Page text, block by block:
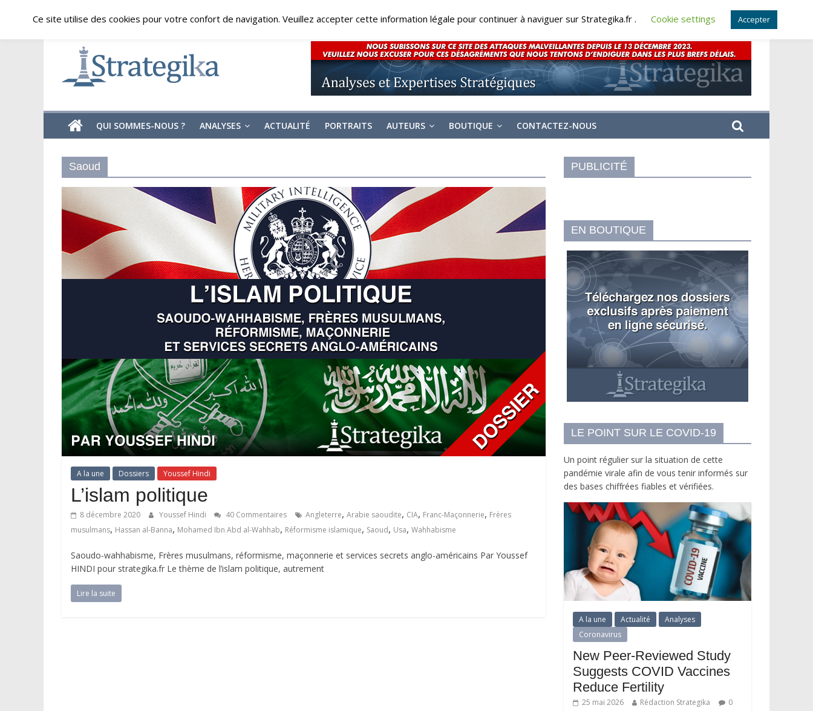
content
vendredi, août 7, 2026
Strategika
Expertise
Analyses
géostratégiques
QUI SOMMES-NOUS ? ANALYSES ACTUALITÉ PORTRAITS AUTEURS BOUTIQUE CONTACTEZ-NOUS
Saoud
A la une Dossiers Youssef Hindi
L’islam politique
8 décembre 2020 Youssef Hindi 40 Commentaires Angleterre, Arabie saoudite, CIA, Franc-Maçonnerie, Frères
musulmans, Hassan al-Banna, Mohamed Ibn Abd al-Wahhab, Réformisme islamique, Saoud, Usa, Wahhabisme
Saoudo-wahhabisme, Frères musulmans, réformisme, maçonnerie et services secrets anglo-américains Par Youssef
HINDI pour strategika.fr Le thème de l’islam politique, autrement
Lire la suite
PUBLICITÉ
EN BOUTIQUE
LE POINT SUR LE COVID-19
Un point régulier sur la situation de cette
pandémie virale afin de vous tenir informés sur
des bases chiffrées fiables et vérifiées.
A la une Actualité
Analyses
Coronavirus
New Peer-Reviewed Study
Suggests COVID Vaccines
Reduce Fertility
25 mai 2026 Rédaction Strategika 0
Ce site utilise des cookies pour votre confort de navigation. Veuillez accepter cette information légale pour continuer à naviguer sur Strategika.fr . Cookie settings Accepter